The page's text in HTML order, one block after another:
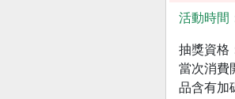
活動時間
抽獎資格
當次消費
品含有加